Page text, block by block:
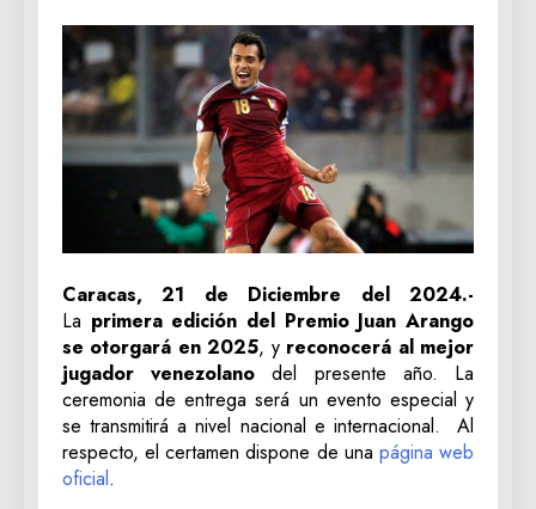
Caracas, 21 de Diciembre del 2024.-
La primera edición del Premio Juan Arango
se otorgará en 2025, yreconocerá al mejor
jugador venezolano del presente año. La
ceremonia de entrega será un evento especial y
se transmitirá a nivel nacional e internacional. Al
respecto, el certamen dispone de una página web
oficial.